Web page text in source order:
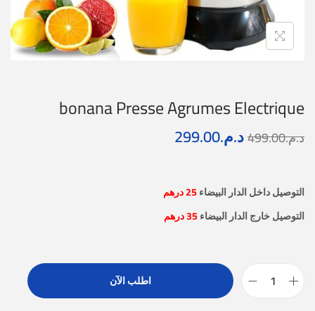
bonana Presse Agrumes Electrique
د.م.499.00د.م.299.00
التوصيل داخل الدار البيضاء25 درهم
التوصيل خارج الدار البيضاء35 درهم
اطلب الآن